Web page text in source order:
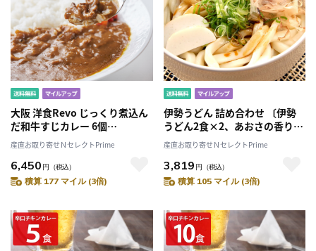
大阪 洋食Revo じっくり煮込ん
だ和牛すじカレー 6個
〔200g×6〕［北海道・沖縄・
離島 お届け不可］
産直お取り寄せＮセレクトPrime
6,450 円 （税込）
積算 177 マイル (3倍)
伊勢うどん 詰め合わせ 〔伊勢
うどん2食×2、あおさの香りが
広がる伊勢うどん2食×1、黒い
伊勢のカレーうどん2食×1〕
産直お取り寄せＮセレクトPrime
3,819 円 （税込）
積算 105 マイル (3倍)